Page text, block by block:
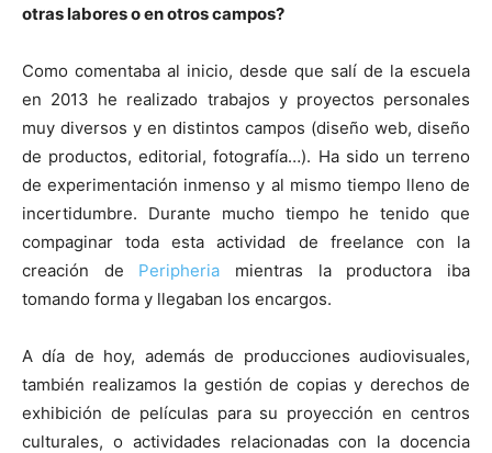
otras labores o en otros campos?
Como comentaba al inicio, desde que salí de la escuela
en 2013 he realizado trabajos y proyectos personales
muy diversos y en distintos campos (diseño web, diseño
de productos, editorial, fotografía…). Ha sido un terreno
de experimentación inmenso y al mismo tiempo lleno de
incertidumbre. Durante mucho tiempo he tenido que
compaginar toda esta actividad de freelance con la
creación de Peripheria mientras la productora iba
tomando forma y llegaban los encargos.
A día de hoy, además de producciones audiovisuales,
también realizamos la gestión de copias y derechos de
exhibición de películas para su proyección en centros
culturales, o actividades relacionadas con la docencia